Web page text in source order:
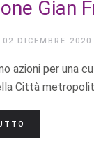
Gian
02 DICEMBRE 2020
azioni per una
Città